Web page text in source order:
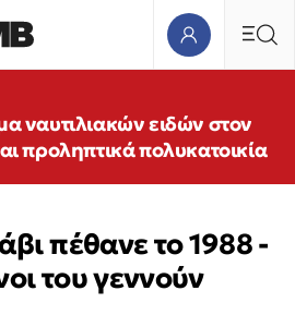
ναυτιλιακών ειδών στον
προληπτικά πολυκατοικία
πέθανε το 1988 -
του γεννούν